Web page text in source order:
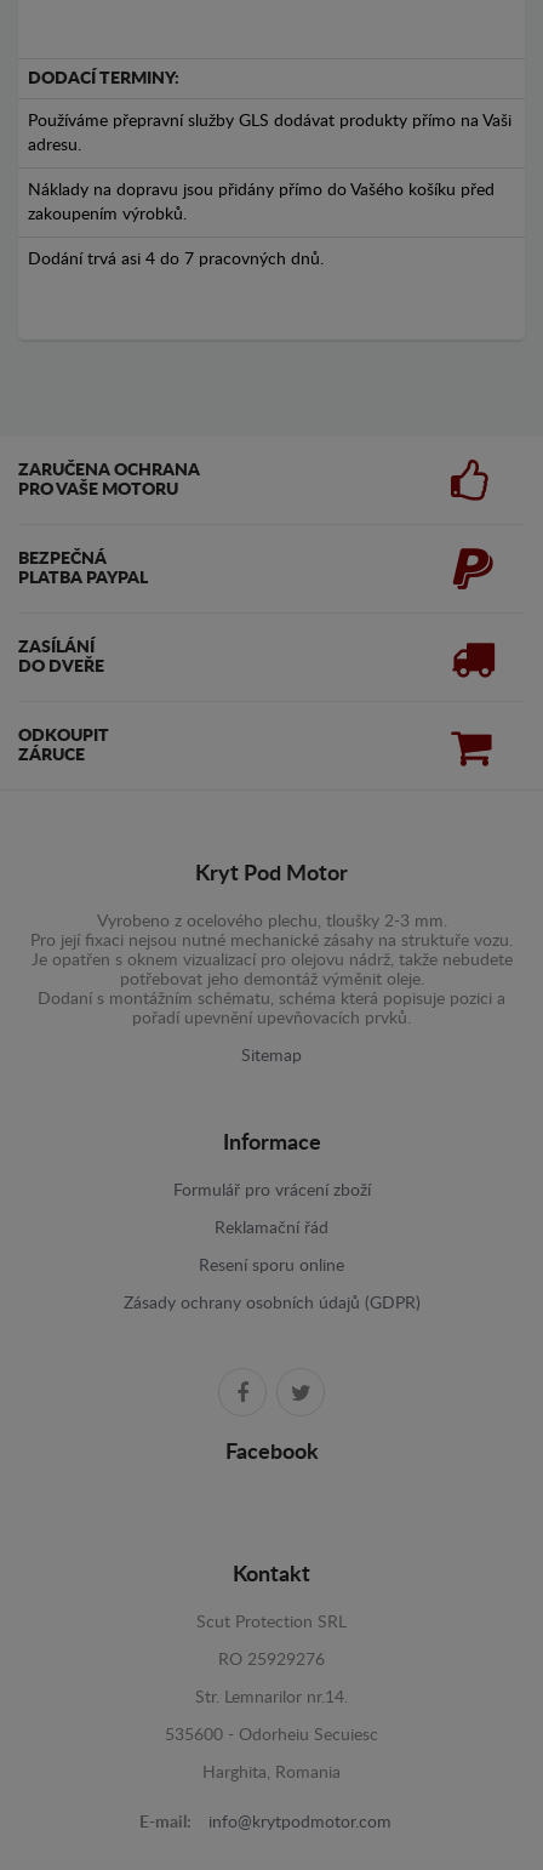
DODACÍ TERMINY:
Používáme přepravní služby GLS dodávat produkty přímo na Vaši
adresu.
Náklady na dopravu jsou přidány přímo do Vašého košíku před
zakoupením výrobků.
Dodání trvá asi 4 do 7 pracovných dnů.
ZARUČENA OCHRANA
PRO VAŠE MOTORU
BEZPEČNÁ
PLATBA PAYPAL
ZASÍLÁNÍ
DO DVEŘE
ODKOUPIT
ZÁRUCE
Kryt Pod Motor
Vyrobeno z ocelového plechu, tloušky 2-3 mm.
Pro její fixaci nejsou nutné mechanické zásahy na struktuře vozu.
Je opatřen s oknem vizualizací pro olejovu nádrž, takže nebudete
potřebovat jeho demontáž výměnit oleje.
Dodaní s montážním schématu, schéma která popisuje pozici a
pořadí upevnění upevňovacích prvků.
Sitemap
Informace
Formulář pro vrácení zboží
Reklamační řád
Resení sporu online
Zásady ochrany osobních údajů (GDPR)
Facebook
Kontakt
Scut Protection SRL
RO 25929276
Str. Lemnarilor nr.14.
535600 - Odorheiu Secuiesc
Harghita, Romania
E-mail: info@krytpodmotor.com